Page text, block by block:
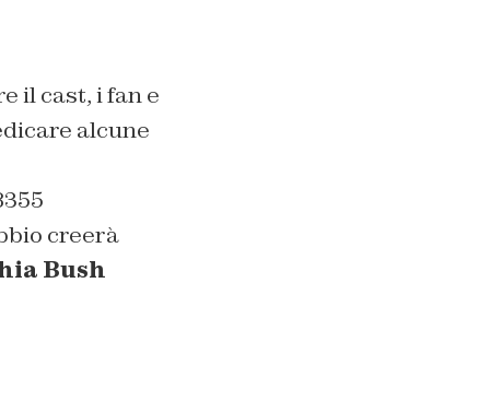
il cast, i fan e
alcune
creerà
Bush